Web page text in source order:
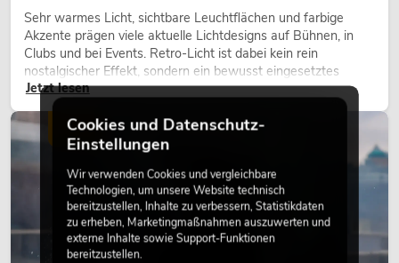
Sehr warmes Licht, sichtbare Leuchtflächen und farbige
Akzente prägen viele aktuelle Lichtdesigns auf Bühnen, in
Clubs und bei Events. Retro-Licht ist dabei kein rein
nostalgischer Effekt, sondern ein bewusst eingesetztes
Gestaltungsmittel: Es schafft Atmosphäre, gibt Szenen
Charakter und kann technische LED-Setups emotionaler
wirken lassen.
Jetzt lesen
LICHT
Cookies und Datenschutz-
Einstellungen
Wir verwenden Cookies und vergleichbare
Technologien, um unsere Website technisch
bereitzustellen, Inhalte zu verbessern, Statistikdaten
zu erheben, Marketingmaßnahmen auszuwerten und
externe Inhalte sowie Support-Funktionen
bereitzustellen.